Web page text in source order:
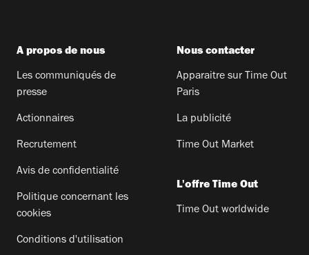
A propos de nous
Les communiqués de
presse
Actionnaires
Recrutement
Avis de confidentialité
Politique concernant les
cookies
Conditions d'utilisation
Nous contacter
Apparaitre sur Time Out
Paris
La publicité
Time Out Market
L'offre Time Out
Time Out worldwide